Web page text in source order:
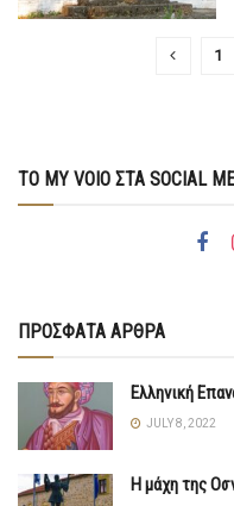
1
ΤΟ MY VOIO ΣΤΑ SOCIAL
ΠΡΟΣΦΑΤΑ ΑΡΘΡΑ
Ελληνική
JULY 8, 2022
Η μάχη της